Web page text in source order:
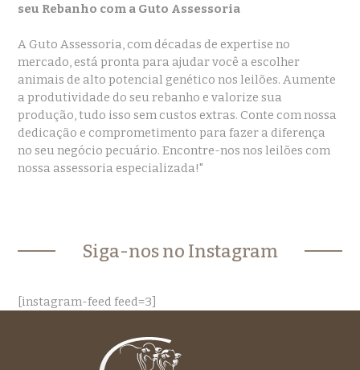
seu Rebanho com a Guto Assessoria
A Guto Assessoria, com décadas de expertise no
mercado, está pronta para ajudar você a escolher
animais de alto potencial genético nos leilões. Aumente
a produtividade do seu rebanho e valorize sua
produção, tudo isso sem custos extras. Conte com nossa
dedicação e comprometimento para fazer a diferença
no seu negócio pecuário. Encontre-nos nos leilões com
nossa assessoria especializada!"
Siga-nos no Instagram
[instagram-feed feed=3]